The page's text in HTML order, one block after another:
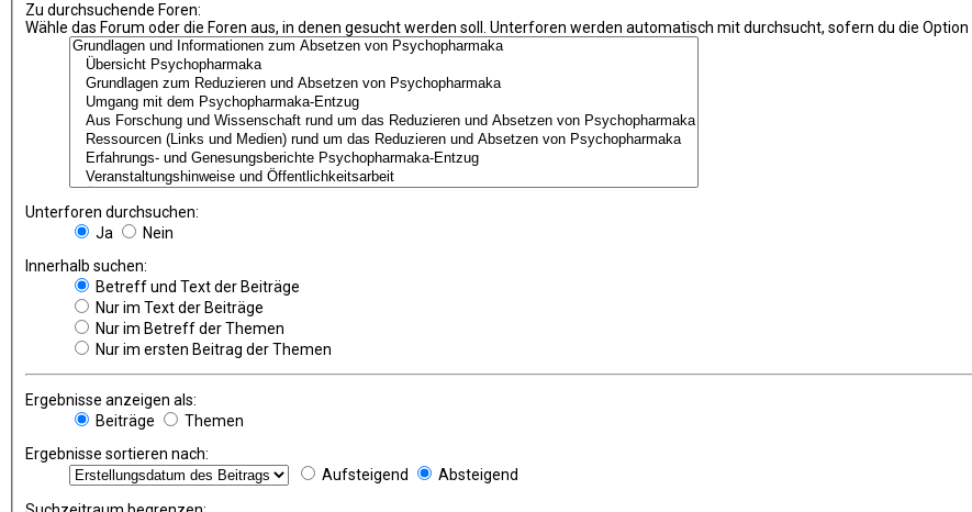
Zu durchsuchende Foren:
Wähle das Forum oder die Foren aus, in denen gesucht werden soll. Unterforen werden automatisch mit durchsucht, sofern du die
Unterforen durchsuchen:
Ja
Nein
Innerhalb suchen:
Betreff und Text der Beiträge
Nur im Text der Beiträge
Nur im Betreff der Themen
Nur im ersten Beitrag der Themen
Ergebnisse anzeigen als:
Beiträge
Themen
Ergebnisse sortieren nach:
Aufsteigend
Absteigend